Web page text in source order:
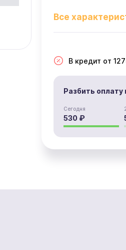
В кредит от
Разбить оплату
Сегодня
530 ₽